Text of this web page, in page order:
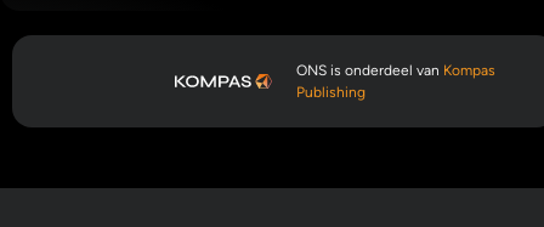
ONS is onderdeel van Kompas
Publishing